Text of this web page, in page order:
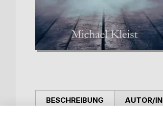
BESCHREIBUNG AUTOR/IN